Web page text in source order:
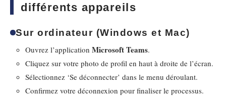
différents appareils
Sur ordinateur (Windows et Mac)
Ouvrez l’application Microsoft Teams.
Cliquez sur votre photo de profil en haut à droite de l’écran.
Sélectionnez ‘Se déconnecter’ dans le menu déroulant.
Confirmez votre déconnexion pour finaliser le processus.